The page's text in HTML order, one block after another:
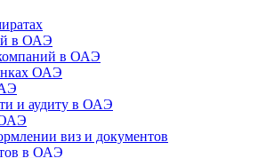
в ОАЭ
в ОАЭ
ОАЭ
и аудиту в ОАЭ
ОАЭ
виз и документов
в ОАЭ